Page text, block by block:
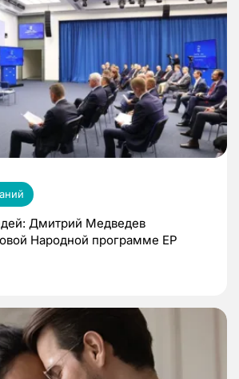
Дмитрий Медведев
Народной программе ЕР